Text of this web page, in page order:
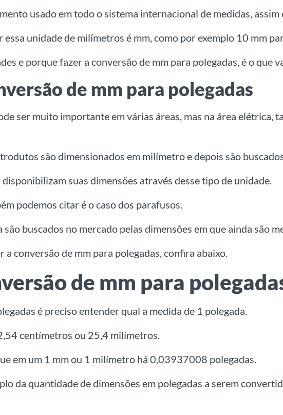
usado em todo o sistema internacional de medidas,
essa unidade de milímetros é mm, como por exemplo 10 mm
e porque fazer a conversão de mm para polegadas, é o que
de mm para polegadas
ser muito importante em várias áreas, mas na área elétrica,
são dimensionados em milímetro e depois são
suas dimensões através desse tipo de unidade.
podemos citar é o caso dos parafusos.
buscados no mercado pelas dimensões em que ainda são
conversão de mm para polegadas, confira abaixo.
de mm para
é preciso entender qual a medida de 1 polegada.
centímetros ou 25,4 milímetros.
em um 1 mm ou 1 milímetro há 0,03937008 polegadas.
da quantidade de dimensões em polegadas a serem